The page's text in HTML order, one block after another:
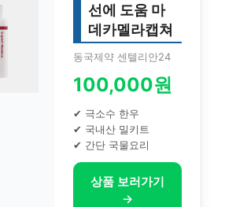
선에 도움 마
데카멜라캡쳐
동국제약 센텔리안24
100,000원
✔ 극소수 한우
✔ 국내산 밀키트
✔ 간단 국물요리
상품 보러가기
→